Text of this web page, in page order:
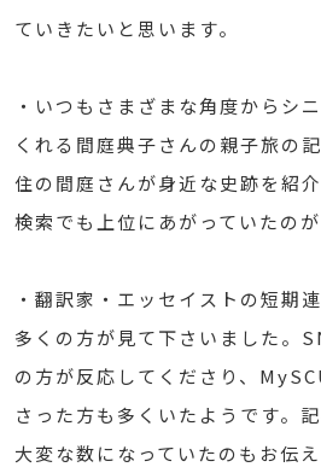
ていきたいと思います。
・いつもさまざまな角度からシ
くれる間庭典子さんの親子旅の
住の間庭さんが身近な史跡を紹
検索でも上位にあがっていたのが
・翻訳家・エッセイストの短期
多くの方が見て下さいました。
の方が反応してくださり、
さった方も多くいたようです。
大変な数になっていたのもお伝え